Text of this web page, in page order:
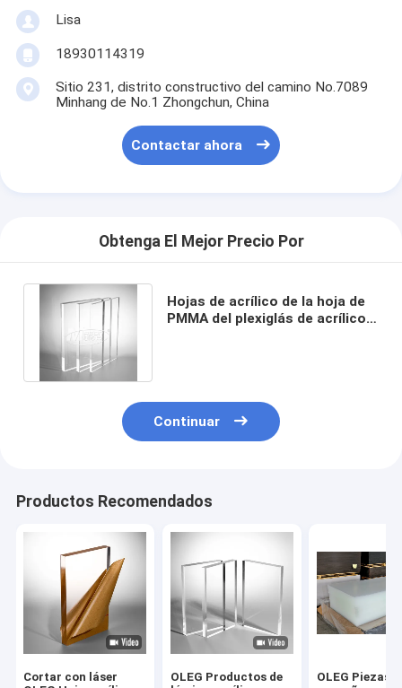
Lisa
18930114319
Sitio 231, distrito constructivo del camino No.7089
Minhang de No.1 Zhongchun, China
Contactar ahora
Obtenga El Mejor Precio Por
Hojas de acrílico de la hoja de
PMMA del plexiglás de acrílico
Continuar
Productos Recomendados
Cortar con láser
OLEG Productos de
OLEG Piezas